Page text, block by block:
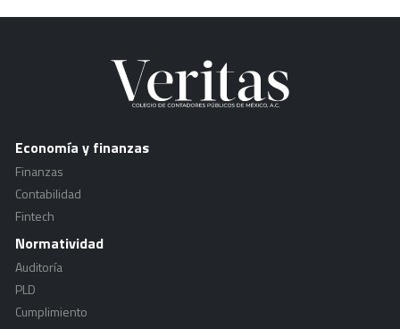
Economía y finanzas
Finanzas
Contabilidad
Fintech
Normatividad
Auditoría
PLD
Cumplimiento